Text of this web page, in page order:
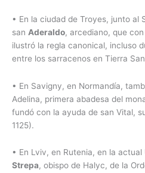
• En la ciudad de Troyes, junto al
san Aderaldo, arcediano, que
ilustró la regla canonical, incluso
entre los sarracenos en Tierra
• En Savigny, en Normandía,
Adelina, primera abadesa del
fundó con la ayuda de san Vital,
1125).
• En Lviv, en Rutenia, en la
Strepa, obispo de Halyc, de la